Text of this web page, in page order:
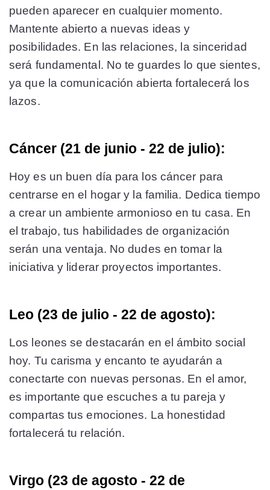
pueden aparecer en cualquier momento.
Mantente abierto a nuevas ideas y
posibilidades. En las relaciones, la sinceridad
será fundamental. No te guardes lo que sientes,
ya que la comunicación abierta fortalecerá los
lazos.
Cáncer (21 de junio - 22 de julio):
Hoy es un buen día para los cáncer para
centrarse en el hogar y la familia. Dedica tiempo
a crear un ambiente armonioso en tu casa. En
el trabajo, tus habilidades de organización
serán una ventaja. No dudes en tomar la
iniciativa y liderar proyectos importantes.
Leo (23 de julio - 22 de agosto):
Los leones se destacarán en el ámbito social
hoy. Tu carisma y encanto te ayudarán a
conectarte con nuevas personas. En el amor,
es importante que escuches a tu pareja y
compartas tus emociones. La honestidad
fortalecerá tu relación.
Virgo (23 de agosto - 22 de